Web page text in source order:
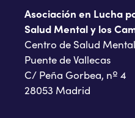
Asociación en Lucha
Salud Mental y los
Centro de Salud
Puente de Vallecas
C/ Peña Gorbea, nº 4
28053 Madrid